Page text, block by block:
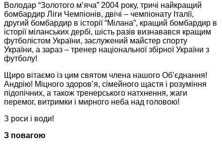
Володар “Золотого м’яча” 2004 року, тричі найкращий
бомбардир Ліги Чемпіонів, двічі – чемпіонату Італії,
другий бомбардир в історії “Мілана”, кращий бомбардир в
історії міланських дербі, шість разів визнавався кращим
футболістом України, заслужений майстер спорту
України, а зараз – тренер національної збірної України з
футболу!
Щиро вітаємо із цим святом члена нашого Об’єднання!
Андрію! Міцного здоров’я, сімейного щастя і розуміння
підопічних, а також тренерського натхнення, жаги
перемог, витримки і мирного неба над головою!
З роси і води!
З повагою